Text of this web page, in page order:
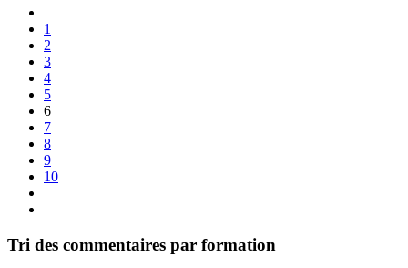
1
2
3
4
5
6
7
8
9
10
Tri des commentaires par formation